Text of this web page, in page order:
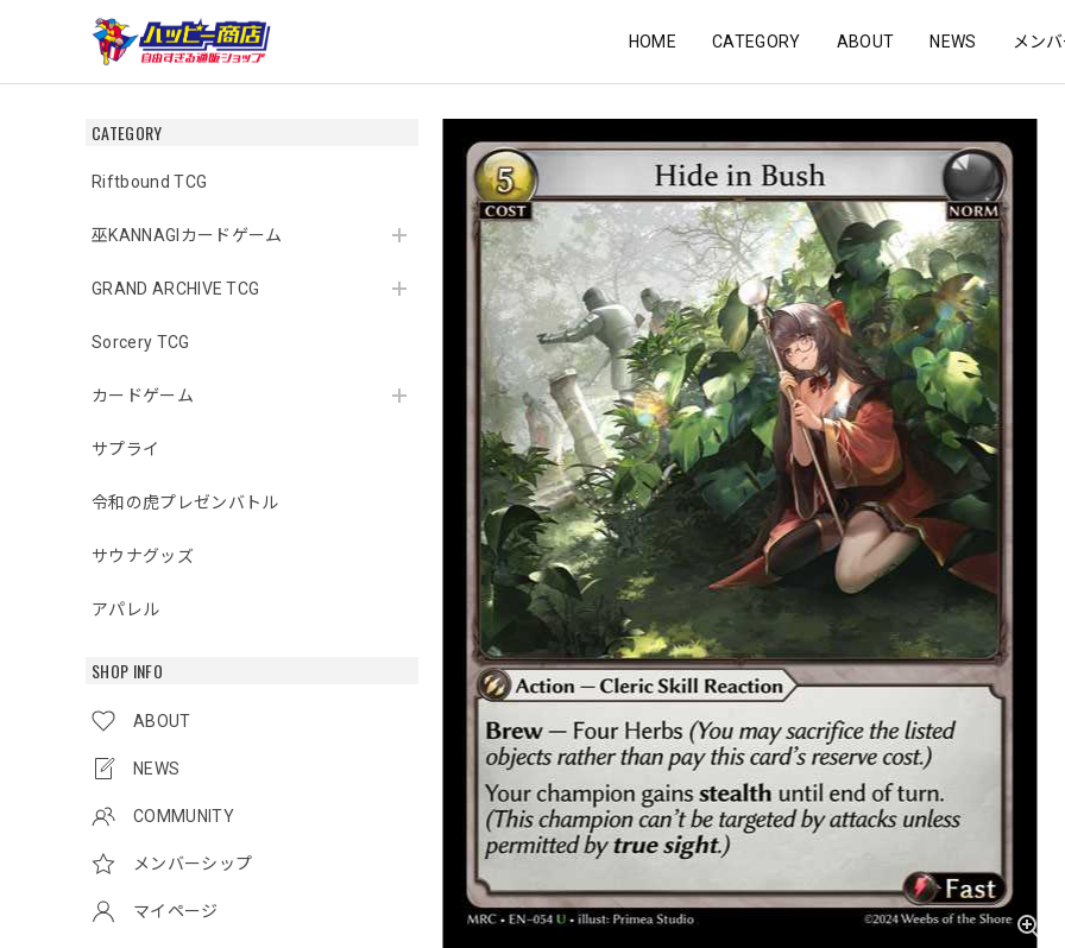
HOME CATEGORY ABOUT NEWS メン
CATEGORY
Riftbound TCG
巫KANNAGIカードゲーム
GRAND ARCHIVE TCG
Sorcery TCG
カードゲーム
サプライ
令和の虎プレゼンバトル
サウナグッズ
アパレル
SHOP INFO
ABOUT
NEWS
COMMUNITY
メンバーシップ
マイページ